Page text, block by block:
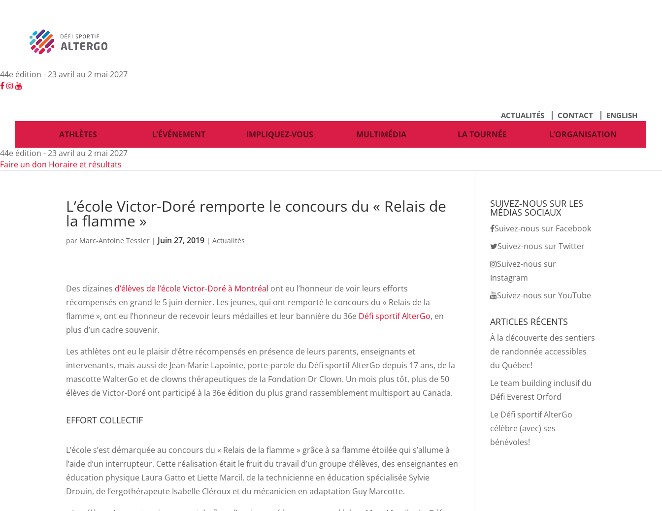
44e édition - 23 avril au 2 mai 2027
ACTUALITÉS CONTACT ENGLISH
ATHLÈTES L’ÉVÉNEMENT IMPLIQUEZ-VOUS MULTIMÉDIA LA TOURNÉE
L’ORGANISATION
44e édition - 23 avril au 2 mai 2027
Faire un don Horaire et résultats
L’école Victor-Doré remporte le concours du « Relais de
la flamme »
par Marc-Antoine Tessier | Juin 27, 2019 |Actualités
Des dizainesd’élèves de l’école Victor-Doré à Montréal ont eu l’honneur de voir leurs efforts
récompensés en grand le 5 juin dernier. Les jeunes, qui ont remporté le concours du « Relais de la
flamme », ont eu l’honneur de recevoir leurs médailles et leur bannière du 36e Défi sportif AlterGo, en
plus d’un cadre souvenir.
Les athlètes ont eu le plaisir d’être récompensés en présence de leurs parents, enseignants et
intervenants, mais aussi de Jean-Marie Lapointe, porte-parole du Défi sportif AlterGo depuis 17 ans, de la
mascotte WalterGo et de clowns thérapeutiques de la Fondation Dr Clown. Un mois plus tôt, plus de 50
élèves de Victor-Doré ont participé à la 36e édition du plus grand rassemblement multisport au Canada.
EFFORT COLLECTIF
L’école s’est démarquée au concours du « Relais de la flamme » grâce à sa flamme étoilée qui s’allume à
l’aide d’un interrupteur. Cette réalisation était le fruit du travail d’un groupe d’élèves, des enseignantes en
éducation physique Laura Gatto et Liette Marcil, de la technicienne en éducation spécialisée Sylvie
Drouin, de l’ergothérapeute Isabelle Cléroux et du mécanicien en adaptation Guy Marcotte.
SUIVEZ-NOUS SUR LES
MÉDIAS SOCIAUX
Suivez-nous sur Facebook
Suivez-nous sur Twitter
Suivez-nous sur
Instagram
Suivez-nous sur YouTube
ARTICLES RÉCENTS
À la découverte des sentiers
de randonnée accessibles
du Québec!
Le team building inclusif du
Défi Everest Orford
Le Défi sportif AlterGo
célèbre (avec) ses
bénévoles!